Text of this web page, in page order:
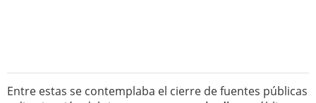
Entre estas se contemplaba el cierre de fuentes públicas